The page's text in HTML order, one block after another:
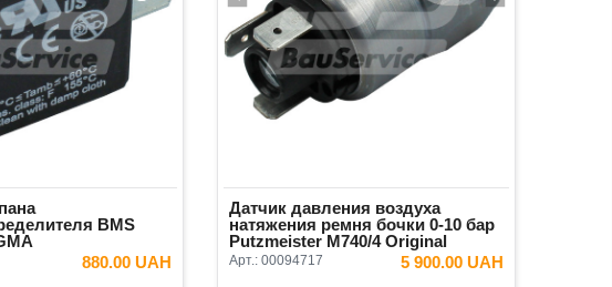
BMS
880.00 UAH
Датчик давления воздуха
натяжения ремня бочки 0-10 бар
Putzmeister М740/4 Original
Арт.: 00094717 5 900.00 UAH